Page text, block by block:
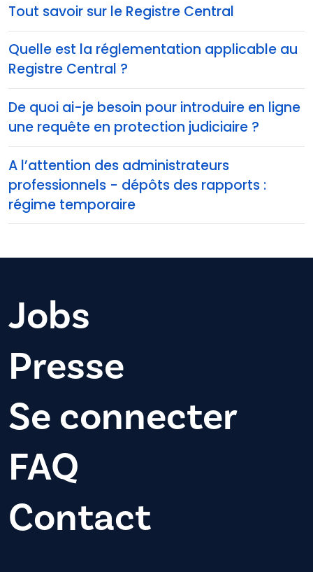
Tout savoir sur le Registre Central
Quelle est la réglementation applicable au
Registre Central ?
De quoi ai-je besoin pour introduire en ligne
une requête en protection judiciaire ?
A l’attention des administrateurs
professionnels - dépôts des rapports :
régime temporaire
Jobs
Presse
Se connecter
FAQ
Contact